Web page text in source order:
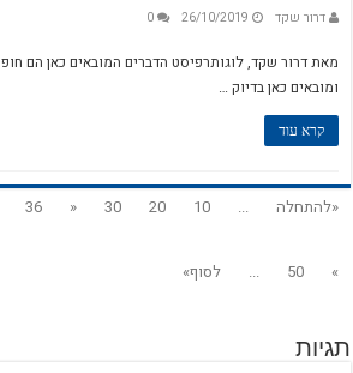
דרור שקד 26/10/2019
0
מאת דרור שקד, לוגותרפיסט הדברים המובאים כאן הם
ומובאים כאן בדיוק …
קרא עוד
«להתחלה ...
10
20
30
«
36
»
50
... לסוף»
תגיות